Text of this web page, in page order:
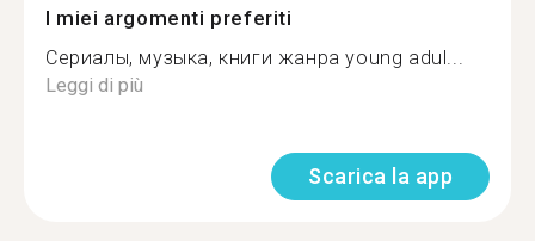
I miei argomenti preferiti
Сериалы, музыка, книги жанра young adul...
Leggi di più
Scarica la app